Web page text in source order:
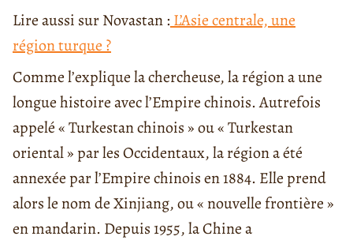
Lire aussi sur Novastan : L’Asie centrale, une
région turque ?
Comme l’explique la chercheuse, la région a une
longue histoire avec l’Empire chinois. Autrefois
appelé « Turkestan chinois » ou « Turkestan
oriental » par les Occidentaux, la région a été
annexée par l’Empire chinois en 1884. Elle prend
alors le nom de Xinjiang, ou « nouvelle frontière »
en mandarin. Depuis 1955, la Chine a